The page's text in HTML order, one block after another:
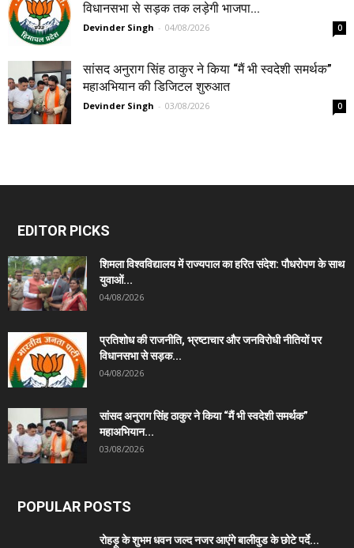
विधानसभा से सड़क तक लड़ेगी भाजपा...
Devinder Singh - 04/08/2026 0
सांसद अनुराग सिंह ठाकुर ने किया “मैं भी स्वदेशी समर्थक”
महाअभियान की डिजिटल शुरुआत
Devinder Singh - 03/08/2026 0
EDITOR PICKS
शिमला विश्वविद्यालय में राज्यपाल का हरित संदेश: पौधरोपण के साथ
युवाओं...
04/08/2026
प्रतिशोध की राजनीति, भ्रष्टाचार और जनविरोधी नीतियों पर
विधानसभा से सड़क...
04/08/2026
सांसद अनुराग सिंह ठाकुर ने किया “मैं भी स्वदेशी समर्थक”
महाअभियान...
03/08/2026
POPULAR POSTS
रोहड़ू के शुभम धवन जल्द नजर आएंगे बालीवुड के छोटे पर्दे...